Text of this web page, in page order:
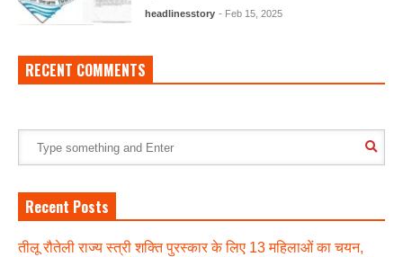
headlinesstory - Feb 15, 2025
RECENT COMMENTS
Recent Posts
तीलू रौतेली राज्य स्त्री शक्ति पुरस्कार के लिए 13 महिलाओं का चयन,